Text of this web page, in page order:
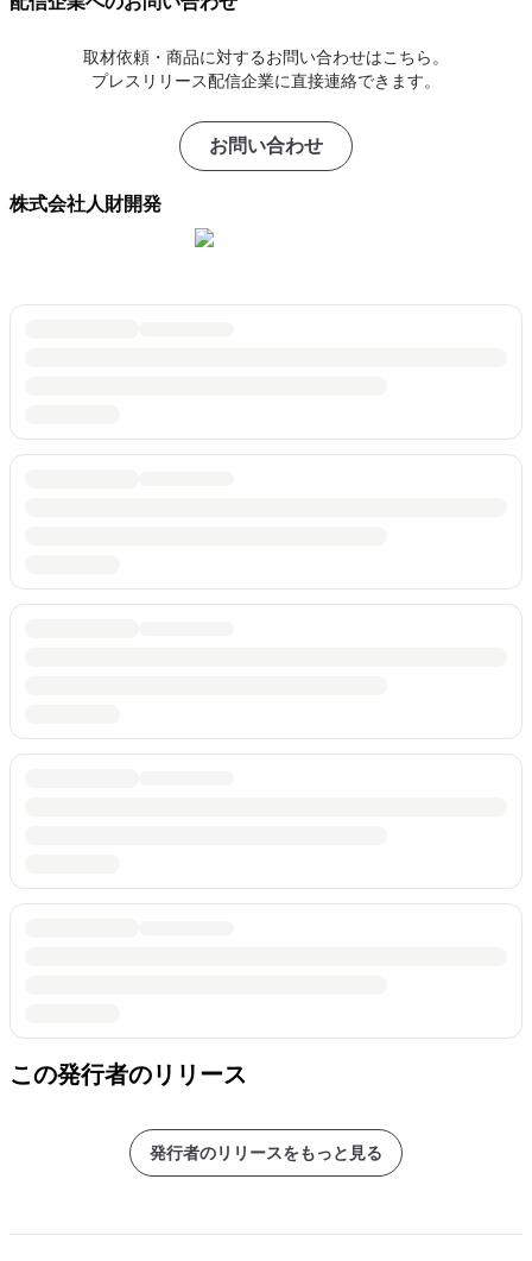
取材依頼・商品に対するお問い合わせはこちら。
プレスリリース配信企業に直接連絡できます。
お問い合わせ
株式会社人財開発
この発行者のリリース
発行者のリリースをもっと見る